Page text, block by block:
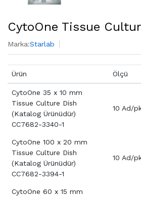
CytoOne Tissue
Marka:Starlab
Ürün Ölçü
CytoOne 35 x 10 mm
Tissue Culture Dish
(Katalog Ürünüdür)
CC7682-3340-1
10 Ad/
CytoOne 100 x 20 mm
Tissue Culture Dish
(Katalog Ürünüdür)
CC7682-3394-1
10 Ad/
CytoOne 60 x 15 mm